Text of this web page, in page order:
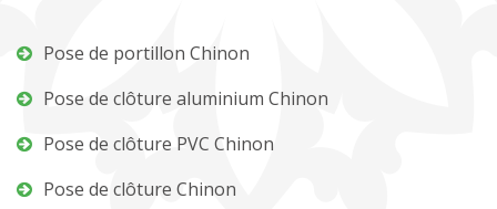
Pose de portillon Chinon
Pose de clôture aluminium Chinon
Pose de clôture PVC Chinon
Pose de clôture Chinon